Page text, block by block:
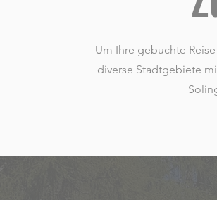
Um Ihre gebuchte
diverse Stadtgebiete